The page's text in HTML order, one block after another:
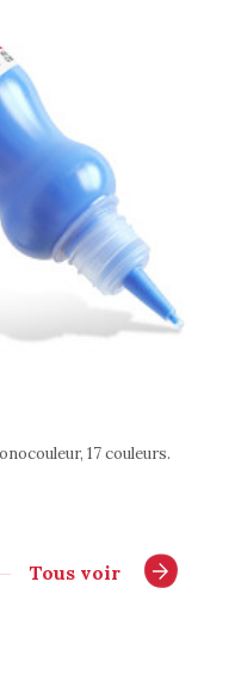
17 couleurs.
Tous voir